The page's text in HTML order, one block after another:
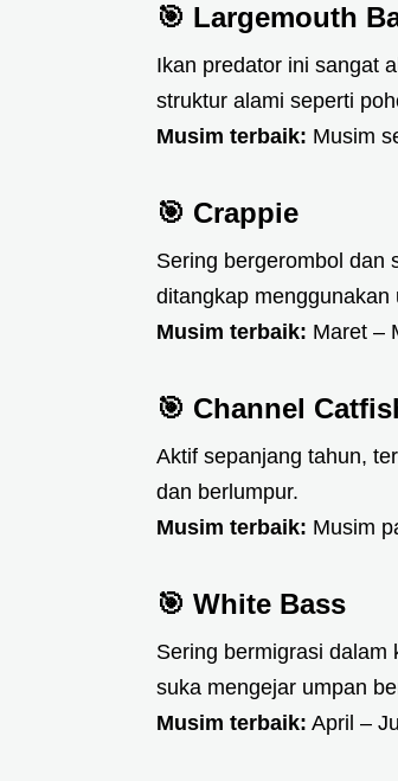
🎯 Largemouth
Ikan predator ini sangat
struktur alami seperti
Musim terbaik: Musim
🎯 Crappie
Sering bergerombol dan
ditangkap
Musim terbaik: Maret –
🎯 Channel
Aktif sepanjang tahun,
dan berlumpur.
Musim terbaik: Musim
🎯 White Bass
Sering bermigrasi dalam
suka mengejar umpan
Musim terbaik: April –